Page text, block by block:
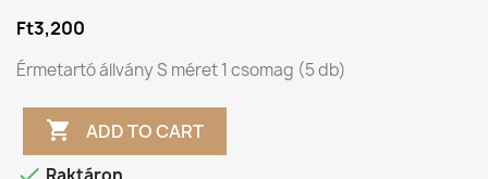
Ft3,200
Érmetartó állvány S méret 1 csomag (5 db)
 ADD TO CART